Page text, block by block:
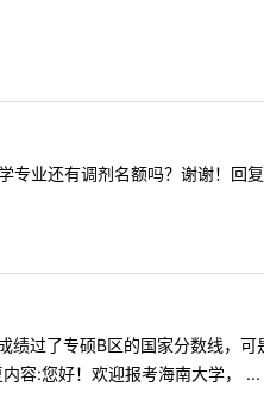
业还有调剂名额吗？谢谢！回
过了专硕B区的国家分数线，
容:您好！欢迎报考海南大学， ...